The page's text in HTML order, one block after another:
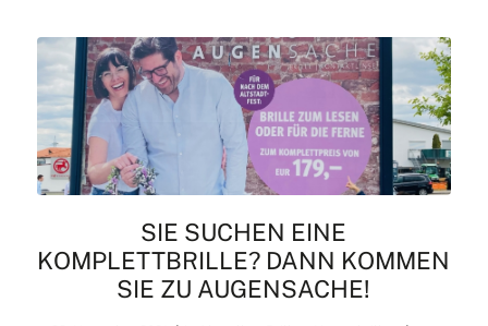
SIE SUCHEN EINE
KOMPLETTBRILLE? DANN KOMMEN
SIE ZU AUGENSACHE!